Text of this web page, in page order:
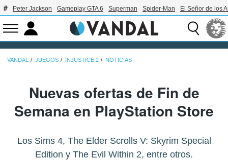
Peter Jackson Gameplay GTA 6 Superman Spider-Man El Señor de los
VANDAL JUEGOS INJUSTICE 2 NOTICIAS
Nuevas ofertas de Fin de
Semana en PlayStation Store
Los Sims 4, The Elder Scrolls V: Skyrim Special
Edition y The Evil Within 2, entre otros.